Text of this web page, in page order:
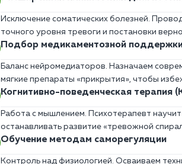
Исключение соматических болезней.
точного уровня тревоги и постановки
Подбор медикаментозной
Баланс нейромедиаторов. Назначаем
мягкие препараты «прикрытия», чтобы
Когнитивно-поведенческая терапия
Работа с мышлением. Психотерапевт
останавливать развитие «тревожной
Обучение методам саморегуляции
Контроль над физиологией. Осваиваем